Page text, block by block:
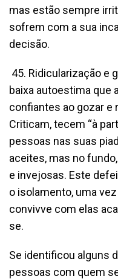
mas estão sempre
sofrem com a sua
decisão.
45. Ridicularização e
baixa autoestima que
confiantes ao gozar e
Criticam, tecem “à
pessoas nas suas
aceites, mas no
e invejosas. Este
o isolamento, uma
convivve com elas
se.
Se identificou alguns
pessoas com quem